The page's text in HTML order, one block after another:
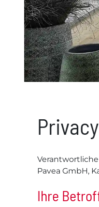
Pavea GmbH,
Ihre